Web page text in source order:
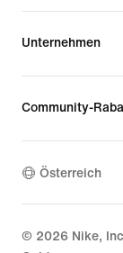
Unternehmen
Community-
Österreich
© 2026 Nike,